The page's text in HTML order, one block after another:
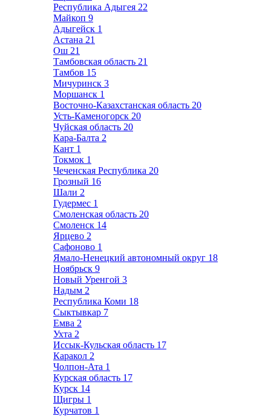
Республика Адыгея 22
Майкоп 9
Адыгейск 1
Астана 21
Ош 21
Тамбовская область 21
Тамбов 15
Мичуринск 3
Моршанск 1
Восточно-Казахстанская область 20
Усть-Каменогорск 20
Чуйская область 20
Кара-Балта 2
Кант 1
Токмок 1
Чеченская Республика 20
Грозный 16
Шали 2
Гудермес 1
Смоленская область 20
Смоленск 14
Ярцево 2
Сафоново 1
Ямало-Ненецкий автономный округ 18
Ноябрьск 9
Новый Уренгой 3
Надым 2
Республика Коми 18
Сыктывкар 7
Емва 2
Ухта 2
Иссык-Кульская область 17
Каракол 2
Чолпон-Ата 1
Курская область 17
Курск 14
Щигры 1
Курчатов 1